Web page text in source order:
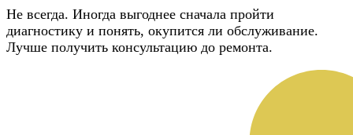
Не всегда. Иногда выгоднее сначала пройти
диагностику и понять, окупится ли обслуживание.
Лучше получить консультацию до ремонта.